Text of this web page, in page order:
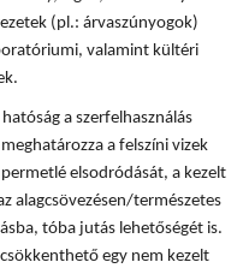
(pl.: árvaszúnyogok)
valamint kültéri
a szerfelhasználás
a felszíni vizek
elsodródását, a kezelt
alagcsövezésen/természetes
tóba jutás lehetőségét is.
egy nem kezelt